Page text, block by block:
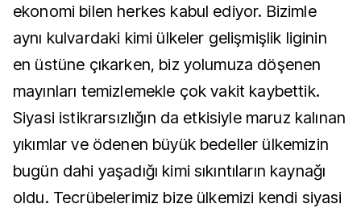
ekonomi bilen herkes kabul ediyor. Bizimle
aynı kulvardaki kimi ülkeler gelişmişlik liginin
en üstüne çıkarken, biz yolumuza döşenen
mayınları temizlemekle çok vakit kaybettik.
Siyasi istikrarsızlığın da etkisiyle maruz kalınan
yıkımlar ve ödenen büyük bedeller ülkemizin
bugün dahi yaşadığı kimi sıkıntıların kaynağı
oldu. Tecrübelerimiz bize ülkemizi kendi siyasi